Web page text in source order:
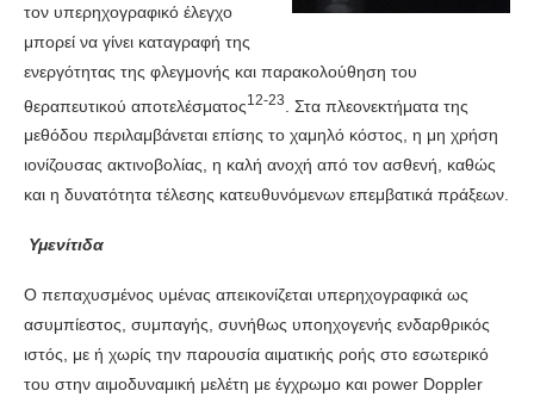
τον υπερηχογραφικό έλεγχο
μπορεί να γίνει καταγραφή της
ενεργότητας της φλεγμονής και παρακολούθηση του
θεραπευτικού αποτελέσματος12-23
. Στα πλεονεκτήματα της
μεθόδου περιλαμβάνεται επίσης το χαμηλό κόστος, η μη χρήση
ιονίζουσας ακτινοβολίας, η καλή ανοχή από τον ασθενή, καθώς
και η δυνατότητα τέλεσης κατευθυνόμενων επεμβατικά πράξεων.
Υμενίτιδα
Ο πεπαχυσμένος υμένας απεικονίζεται υπερηχογραφικά ως
ασυμπίεστος, συμπαγής, συνήθως υποηχογενής ενδαρθρικός
ιστός, με ή χωρίς την παρουσία αιματικής ροής στο εσωτερικό
του στην αιμοδυναμική μελέτη με έγχρωμο και power Doppler